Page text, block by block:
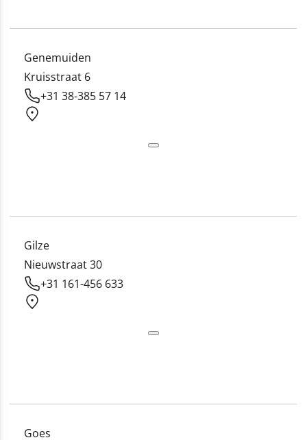
Genemuiden
Kruisstraat 6
+31 38-385 57 14
Gilze
Nieuwstraat 30
+31 161-456 633
Goes